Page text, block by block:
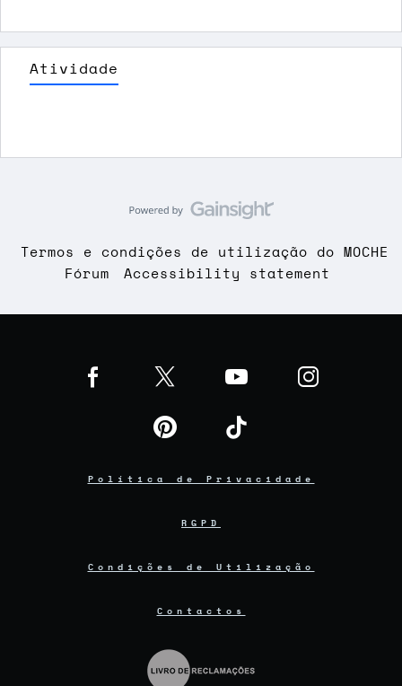
Atividade
Termos e condições de utilização do MOCHE
Fórum
Accessibility statement
Política de Privacidade
RGPD
Condições de Utilização
Contactos